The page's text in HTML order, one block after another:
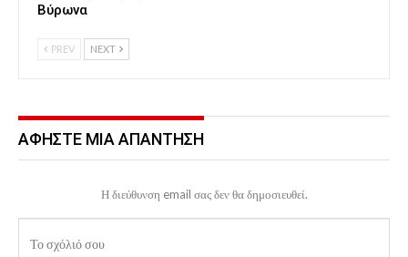
Βύρωνα
PREV NEXT
ΑΦΉΣΤΕ ΜΙΑ ΑΠΆΝΤΗΣΗ
Η διεύθυνση email σας δεν θα δημοσιευθεί.